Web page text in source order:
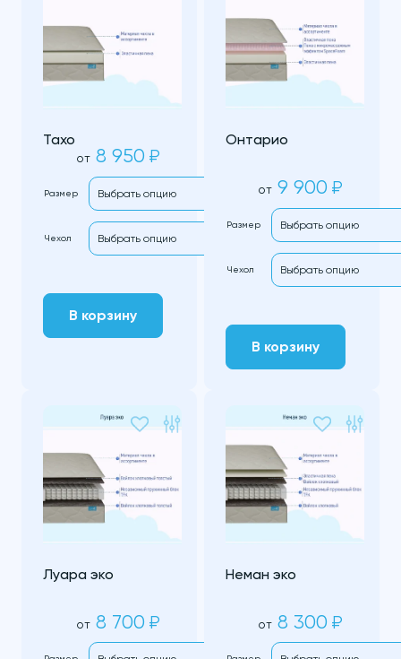
Тахо
от 8 950 ₽
Размер
Чехол
В корзину
Онтарио
от 9 900 ₽
Размер
Чехол
В корзину
Луара эко
от 8 700 ₽
Неман эко
от 8 300 ₽